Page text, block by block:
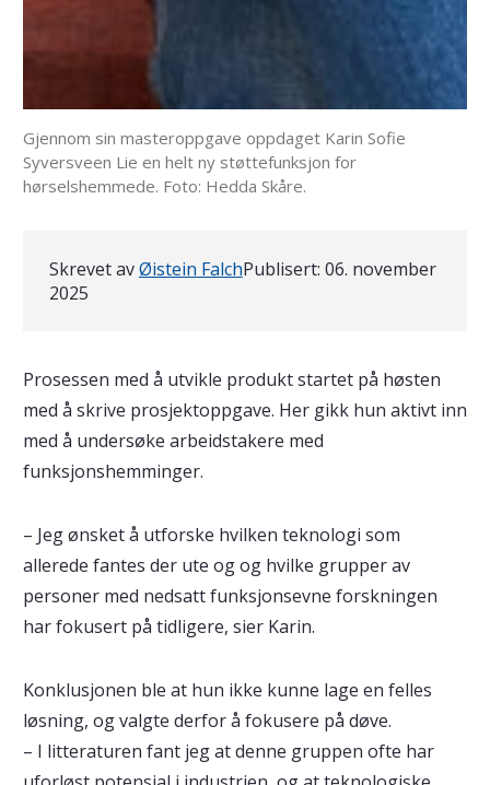
Gjennom sin masteroppgave oppdaget Karin Sofie
Syversveen Lie en helt ny støttefunksjon for
hørselshemmede. Foto: Hedda Skåre.
Skrevet avØistein FalchPublisert: 06. november
2025
Prosessen med å utvikle produkt startet på høsten
med å skrive prosjektoppgave. Her gikk hun aktivt inn
med å undersøke arbeidstakere med
funksjonshemminger.
– Jeg ønsket å utforske hvilken teknologi som
allerede fantes der ute og og hvilke grupper av
personer med nedsatt funksjonsevne forskningen
har fokusert på tidligere, sier Karin.
Konklusjonen ble at hun ikke kunne lage en felles
løsning, og valgte derfor å fokusere på døve.
– I litteraturen fant jeg at denne gruppen ofte har